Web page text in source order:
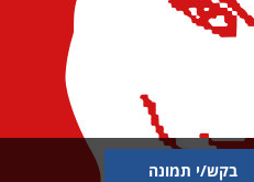
בקש/י תמונה